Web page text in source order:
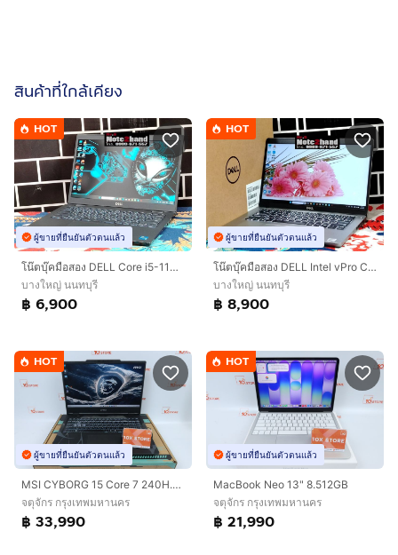
สินค้าที่ใกล้เคียง
HOT
ผู้ขายที่ยืนยันตัวตนแล้ว
โน๊ตบุ๊คมือสอง DELL Core i5-1135G7 จอ14”FHD แรม8+NVMe512+การ์ดจอ Xe G4+วินโดว์แท้
บางใหญ่ นนทบุรี
฿ 6,900
HOT
ผู้ขายที่ยืนยันตัวตนแล้ว
โน๊ตบุ๊คมือสอง DELL Intel vPro Core i7-10610U จอทัชสกรีน 14.0”IPS แรม16+SSD256+การ์ดจอ 620+วินโดว์แท้
บางใหญ่ นนทบุรี
฿ 8,900
HOT
ผู้ขายที่ยืนยันตัวตนแล้ว
MSI CYBORG 15 Core 7 240H.RTX5060 RAM16.1TB
จตุจักร กรุงเทพมหานคร
฿ 33,990
HOT
ผู้ขายที่ยืนยันตัวตนแล้ว
MacBook Neo 13" 8.512GB
จตุจักร กรุงเทพมหานคร
฿ 21,990